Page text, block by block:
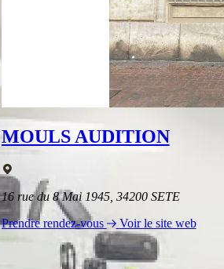
MOULS AUDITION
16 rue du 8 Mai 1945, 34200 SETE
Prendre rendez-vous
Voir le site web